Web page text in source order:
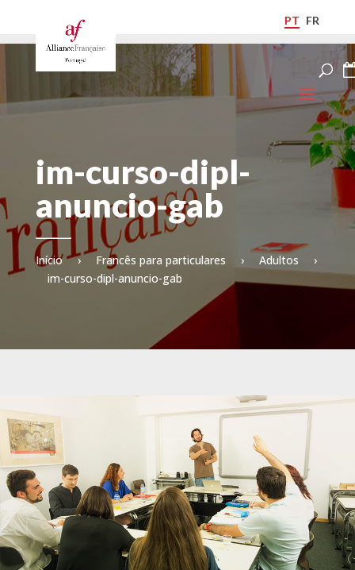
PT FR
im-curso-dipl-
anuncio-gab
Início › Francês para particulares › Adultos
›
im-curso-dipl-anuncio-gab